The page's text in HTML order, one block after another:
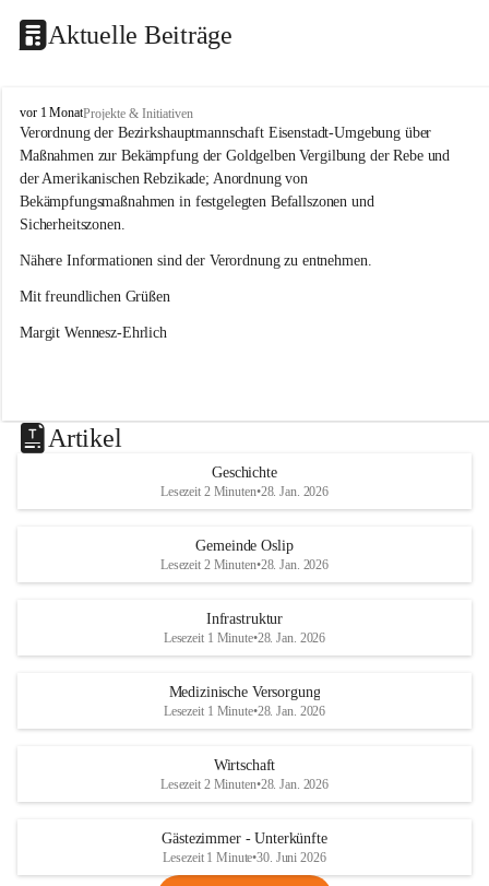
Aktuelle Beiträge
O
s
l
i
p
vor 1 MonatProjekte & Initiativen
Verordnung der Bezirkshauptmannschaft Eisenstadt-Umgebung über
Maßnahmen zur Bekämpfung der Goldgelben Vergilbung der Rebe und
der Amerikanischen Rebzikade; Anordnung von
Bekämpfungsmaßnahmen in festgelegten Befallszonen und
Sicherheitszonen.
Nähere Informationen sind der Verordnung zu entnehmen.
Mit freundlichen Grüßen
Margit Wennesz-Ehrlich
Artikel
Geschichte
Lesezeit 2 Minuten•28. Jan. 2026
Gemeinde Oslip
Lesezeit 2 Minuten•28. Jan. 2026
Infrastruktur
Lesezeit 1 Minute•28. Jan. 2026
Medizinische Versorgung
Lesezeit 1 Minute•28. Jan. 2026
Wirtschaft
Lesezeit 2 Minuten•28. Jan. 2026
Gästezimmer - Unterkünfte
Lesezeit 1 Minute•30. Juni 2026